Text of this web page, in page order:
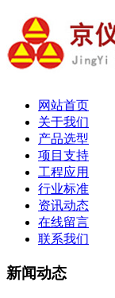
网站首页
关于我们
产品选型
项目支持
工程应用
行业标准
资讯动态
在线留言
联系我们
新闻动态